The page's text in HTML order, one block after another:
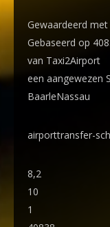
Gewaardeerd
Gebaseerd op
van Taxi2Airport
een aangewezen
BaarleNassau
airporttransfer-
8,2
10
1